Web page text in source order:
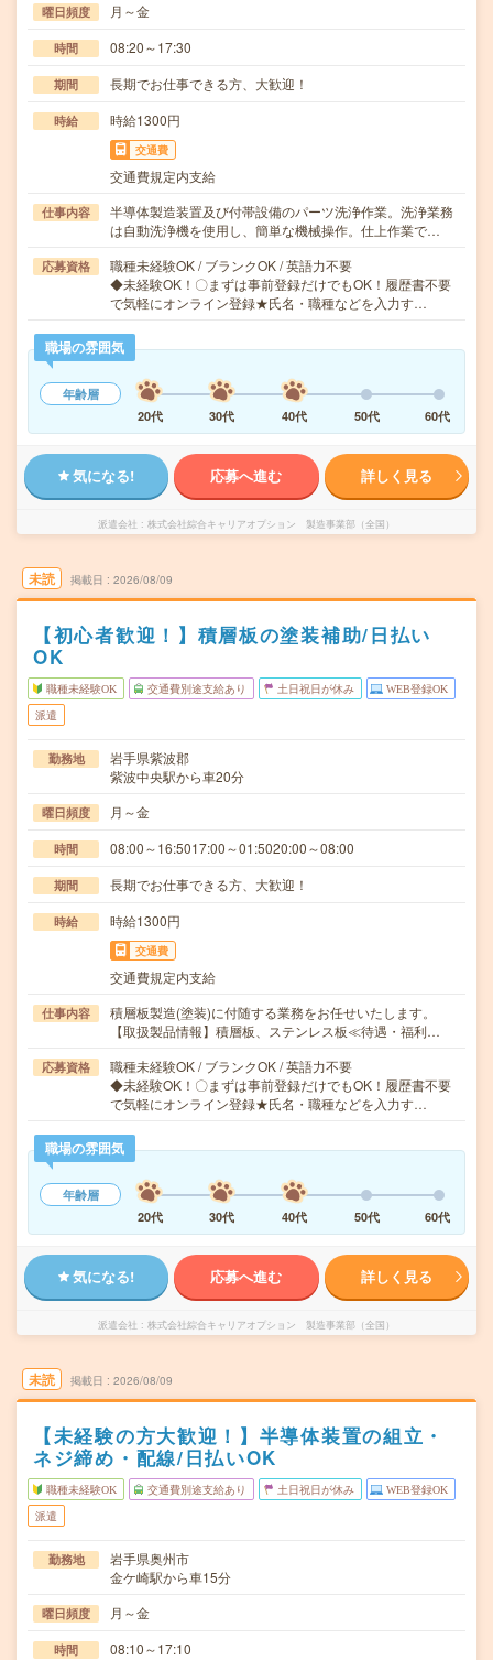
曜日頻度 月～金
時間 08:20～17:30
期間 長期でお仕事できる方、大歓迎！
時給 時給1300円
交通費
交通費規定内支給
仕事内容
半導体製造装置及び付帯設備のパーツ洗浄作業。洗浄業務
は自動洗浄機を使用し、簡単な機械操作。仕上作業で…
応募資格
職種未経験OK / ブランクOK / 英語力不要
◆未経験OK！〇まずは事前登録だけでもOK！履歴書不要
で気軽にオンライン登録★氏名・職種などを入力す…
職場の雰囲気
年齢層
20代
30代 40代 50代 60代
気になる! 応募へ進む 詳しく見る
派遣会社 株式会社綜合キャリアオプション 製造事業部（全国）
未読 掲載日 2026/08/09
【初心者歓迎！】積層板の塗装補助/日払い
OK
職種未経験OK 交通費別途支給あり 土日祝日が休み WEB登録OK
派遣
勤務地
岩手県紫波郡
紫波中央駅から車20分
曜日頻度 月～金
時間 08:00～16:5017:00～01:5020:00～08:00
期間 長期でお仕事できる方、大歓迎！
時給 時給1300円
交通費
交通費規定内支給
仕事内容
積層板製造(塗装)に付随する業務をお任せいたします。
【取扱製品情報】積層板、ステンレス板≪待遇・福利…
応募資格
職種未経験OK / ブランクOK / 英語力不要
◆未経験OK！〇まずは事前登録だけでもOK！履歴書不要
で気軽にオンライン登録★氏名・職種などを入力す…
職場の雰囲気
年齢層
20代
30代 40代 50代 60代
気になる! 応募へ進む 詳しく見る
派遣会社 株式会社綜合キャリアオプション 製造事業部（全国）
未読 掲載日 2026/08/09
【未経験の方大歓迎！】半導体装置の組立・
ネジ締め・配線/日払いOK
職種未経験OK 交通費別途支給あり 土日祝日が休み WEB登録OK
派遣
勤務地
岩手県奥州市
金ケ崎駅から車15分
曜日頻度 月～金
時間 08:10～17:10